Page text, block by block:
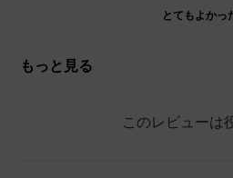
とてもよかっ
もっと見る
このレビューは